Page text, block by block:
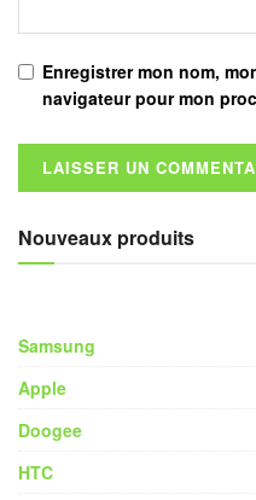
Enregistrer mon nom,
navigateur pour mon
Nouveaux produits
Samsung
Apple
Doogee
HTC